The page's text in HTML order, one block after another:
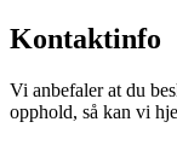
Kontaktinfo
Vi anbefaler at du
opphold, så kan vi